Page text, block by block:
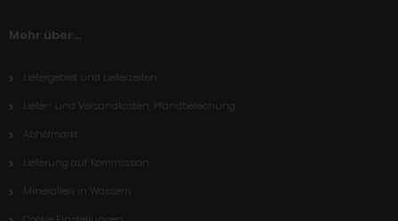
Mehr über...
Liefergebiet und Lieferzeiten
Liefer- und Versandkosten, Pfandberechung
Abholmarkt
Lieferung auf Kommission
Mineralien in Wässern